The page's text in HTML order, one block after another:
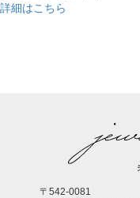
詳細はこちら
〒542-0081